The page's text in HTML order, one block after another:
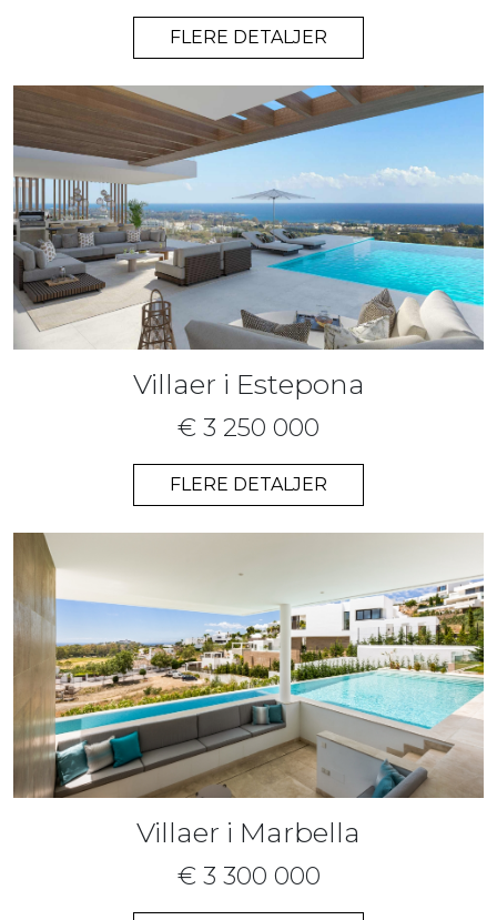
FLERE DETALJER
Villaer i Estepona
€ 3 250 000
FLERE DETALJER
Villaer i Marbella
€ 3 300 000